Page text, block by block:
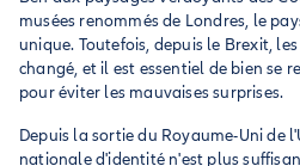
musées renommés de Londres, le
unique. Toutefois, depuis le Brexit,
changé, et il est essentiel de bien se
pour éviter les mauvaises surprises.
Depuis la sortie du Royaume-Uni de
nationale d'identité n'est plus